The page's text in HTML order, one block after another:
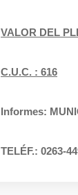
VALOR DEL
C.U.C. : 616
Informes:
TELÉF.: 0263-